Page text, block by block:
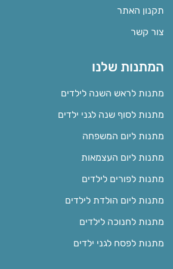
תקנון האתר
צור קשר
המתנות שלנו
מתנות לראש השנה לילדים
מתנות לסוף שנה לגני ילדים
מתנות ליום המשפחה
מתנות ליום העצמאות
מתנות לפורים לילדים
מתנות ליום הולדת לילדים
מתנות לחנוכה לילדים
מתנות לפסח לגני ילדים